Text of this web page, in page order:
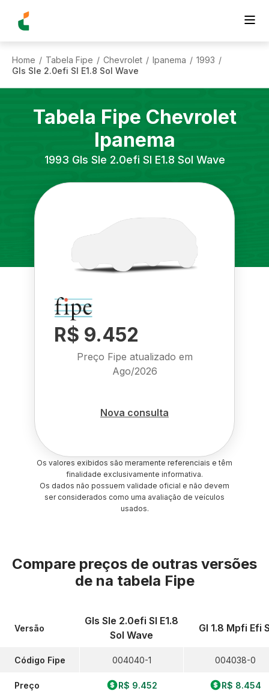
Home / Tabela Fipe / Chevrolet / Ipanema / 1993 /
Gls Sle 2.0efi Sl E1.8 Sol Wave
Tabela Fipe Chevrolet
Ipanema
1993 Gls Sle 2.0efi Sl E1.8 Sol Wave
R$ 9.452
Preço Fipe atualizado em
Ago/2026
Nova consulta
Os valores exibidos são meramente referenciais e têm
finalidade exclusivamente informativa.
Os dados não possuem validade oficial e não devem
ser considerados como uma avaliação de veículos
usados.
Compare preços de outras versões
de na tabela Fipe
Versão
Código Fipe
Preço
Gls Sle 2.0efi Sl E1.8
Sol Wave
004040-1
R$ 9.452
Gl 1.8 Mpfi Efi
004038-0
R$ 8.454